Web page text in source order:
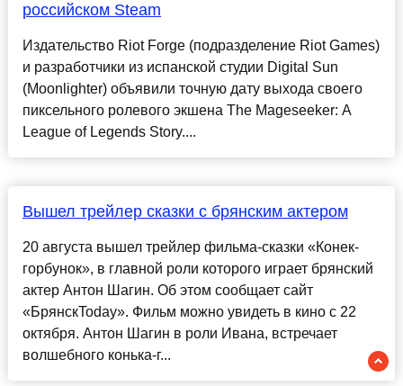
российском Steam
Издательство Riot Forge (подразделение Riot Games)
и разработчики из испанской студии Digital Sun
(Moonlighter) объявили точную дату выхода своего
пиксельного ролевого экшена The Mageseeker: A
League of Legends Story....
Вышел трейлер сказки с брянским актером
20 августа вышел трейлер фильма-сказки «Конек-
горбунок», в главной роли которого играет брянский
актер Антон Шагин. Об этом сообщает сайт
«БрянскToday». Фильм можно увидеть в кино с 22
октября. Антон Шагин в роли Ивана, встречает
волшебного конька-г...